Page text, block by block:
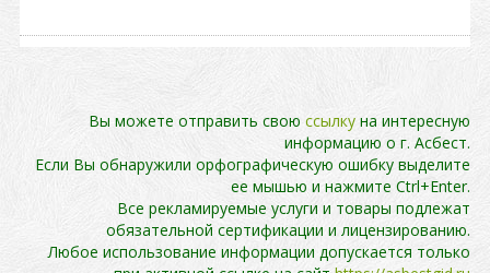
Вы можете отправить свою ссылку на интересную
информацию о г. Асбест.
Если Вы обнаружили орфографическую ошибку выделите
ее мышью и нажмите Ctrl+Enter.
Все рекламируемые услуги и товары подлежат
обязательной сертификации и лицензированию.
Любое использование информации допускается только